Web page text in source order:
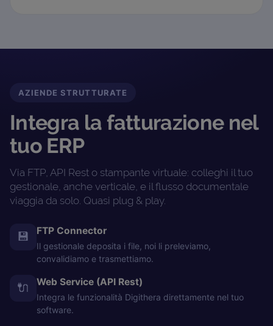
AZIENDE STRUTTURATE
Integra la fatturazione nel
tuo ERP
Via FTP, API Rest o stampante virtuale: colleghi il tuo
gestionale, anche verticale, e il flusso documentale
viaggia da solo. Quasi plug & play.
💾 FTP Connector
Il gestionale deposita i file, noi li preleviamo,
convalidiamo e trasmettiamo.
🔌 Web Service (API Rest)
Integra le funzionalità Digithera direttamente nel tuo
software.